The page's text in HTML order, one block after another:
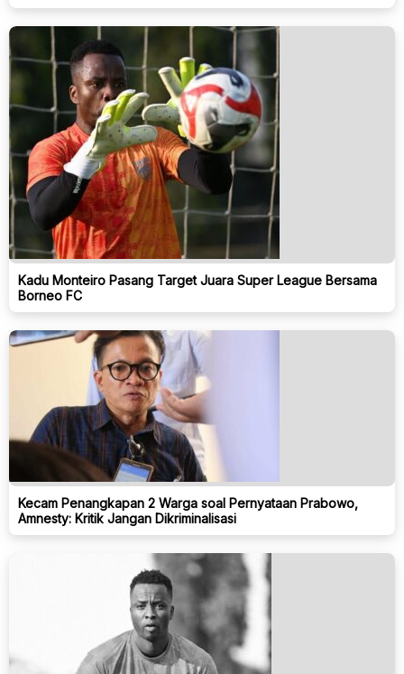
Kadu Monteiro Pasang Target Juara Super League Bersama
Borneo FC
Kecam Penangkapan 2 Warga soal Pernyataan Prabowo,
Amnesty: Kritik Jangan Dikriminalisasi